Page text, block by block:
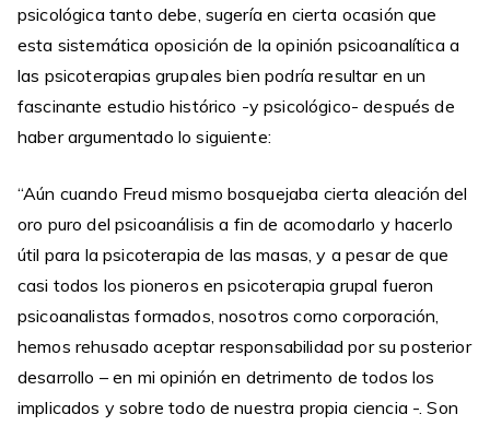
psicológica tanto debe, sugería en cierta ocasión que
esta sistemática oposición de la opinión psicoanalítica a
las psicoterapias grupales bien podría resultar en un
fascinante estudio histórico -y psicológico- después de
haber argumentado lo siguiente:
“Aún cuando Freud mismo bosquejaba cierta aleación del
oro puro del psicoanálisis a fin de acomodarlo y hacerlo
útil para la psicoterapia de las masas, y a pesar de que
casi todos los pioneros en psicoterapia grupal fueron
psicoanalistas formados, nosotros corno corporación,
hemos rehusado aceptar responsabilidad por su posterior
desarrollo – en mi opinión en detrimento de todos los
implicados y sobre todo de nuestra propia ciencia -. Son